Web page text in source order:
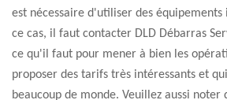
est nécessaire d'utiliser des équipements
ce cas, il faut contacter DLD Débarras
ce qu'il faut pour mener à bien les
proposer des tarifs très intéressants et
beaucoup de monde. Veuillez aussi noter